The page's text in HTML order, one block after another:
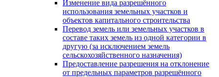
Изменение вида разрешённого
использования земельных участков и
объектов капитального строительства
Перевод земель или земельных участков в
составе таких земель из одной категории в
другую (за исключением земель
сельскохозяйственного назначения)
Предоставление разрешения на отклонение
от предельных параметров разрешённого